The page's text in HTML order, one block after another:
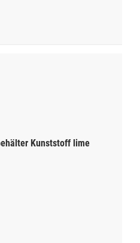
Kunststoff lime